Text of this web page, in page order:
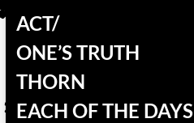
ACT/
ONE’S TRUTH
THORN
EACH OF THE DAYS